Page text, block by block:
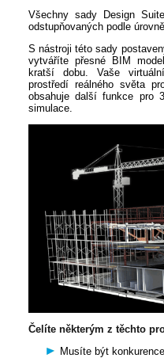
Všechny sady Design
odstupňovaných podle
S nástroji této sady
vytváříte přesné BIM
kratší dobu. Vaše
prostředí reálného světa
obsahuje další funkce pro
simulace.
Čelíte některým z těchto
Musíte být